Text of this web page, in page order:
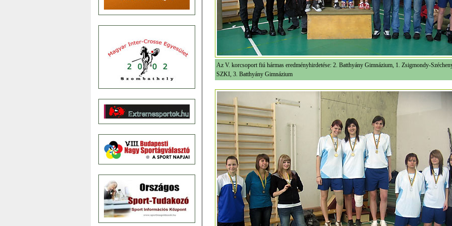
Az V. korcsoport fiú hármas eredményhirdetése: 2. Batthyány Gimnázium, 1. Zsigmondy-
SZKI, 3. Batthyány Gimnázium